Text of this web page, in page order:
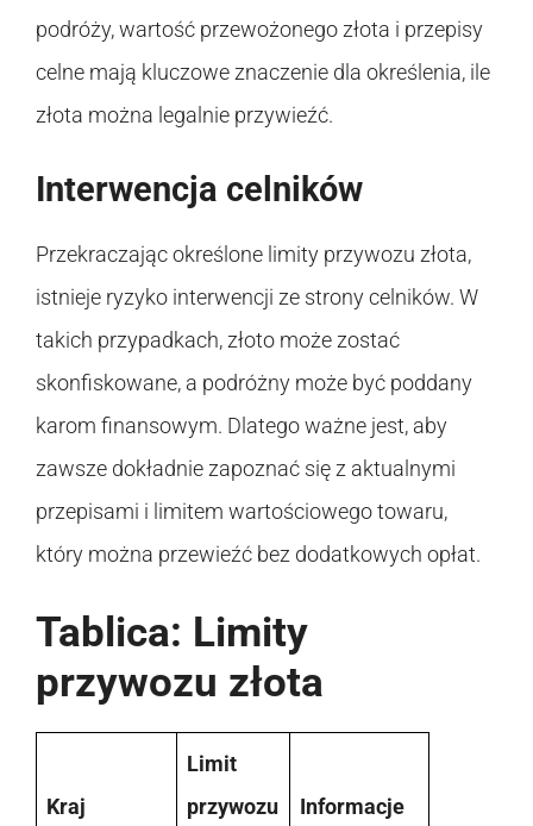
podróży, wartość przewożonego złota i przepisy
celne mają kluczowe znaczenie dla określenia, ile
złota można legalnie przywieźć.
Interwencja celników
Przekraczając określone limity przywozu złota,
istnieje ryzyko interwencji ze strony celników. W
takich przypadkach, złoto może zostać
skonfiskowane, a podróżny może być poddany
karom finansowym. Dlatego ważne jest, aby
zawsze dokładnie zapoznać się z aktualnymi
przepisami i limitem wartościowego towaru,
który można przewieźć bez dodatkowych opłat.
Tablica: Limity
przywozu złota
Kraj
Limit
przywozu
Informacje